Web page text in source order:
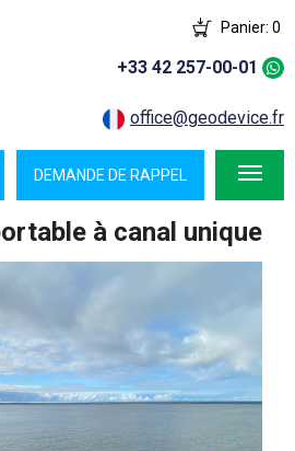
Panier: 0
office@geodevice.fr
+33 42 257-00-01
DEMANDE DE RAPPEL
à canal unique